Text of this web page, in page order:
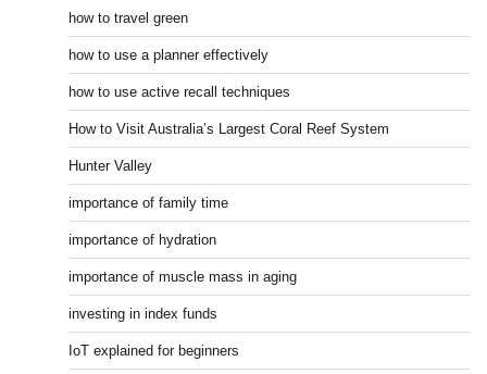
how to travel green
how to use a planner effectively
how to use active recall techniques
How to Visit Australia’s Largest Coral Reef System
Hunter Valley
importance of family time
importance of hydration
importance of muscle mass in aging
investing in index funds
IoT explained for beginners